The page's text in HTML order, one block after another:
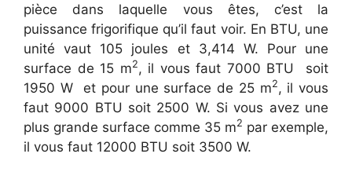
pièce dans laquelle vous êtes, c’est la
puissance frigorifique qu’il faut voir. En BTU, une
unité vaut 105 joules et 3,414 W. Pour une
surface de 15 m2, il vous faut 7000 BTU soit
1950 W et pour une surface de 25 m2, il vous
faut 9000 BTU soit 2500 W. Si vous avez une
plus grande surface comme 35 m2 par exemple,
il vous faut 12000 BTU soit 3500 W.